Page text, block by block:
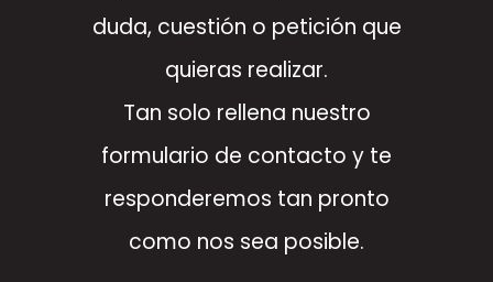
duda, cuestión o petición que
quieras realizar.
Tan solo rellena nuestro
formulario de contacto y te
responderemos tan pronto
como nos sea posible.